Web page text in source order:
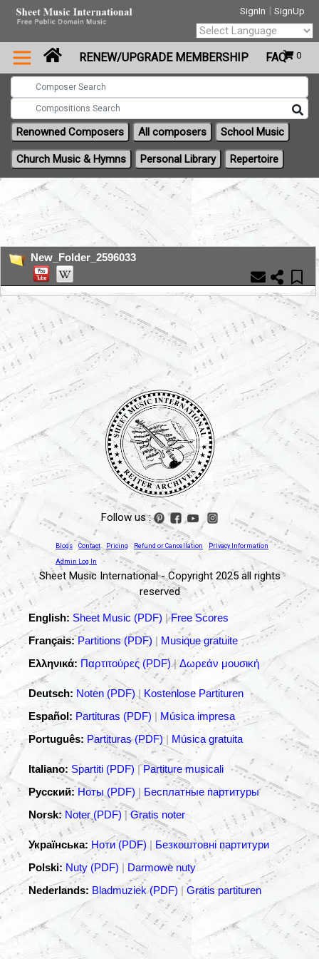
SignIn | SignUp
0
Powered by
Translate
RENEW/UPGRADE MEMBERSHIP FAQ
Renowned Composers All composers School Music
Church Music & Hymns Personal Library Repertoire
New_Folder_2596033
Follow us :
Blogs Contact Pricing Refund or Cancellation Privacy Information
Admin Log In
Sheet Music International - Copyright 2025 all rights
reserved
English: Sheet Music (PDF) |Free Scores
Français: Partitions (PDF)| Musique gratuite
Ελληνικά: Παρτιτούρες (PDF)|Δωρεάν μουσική
Deutsch: Noten (PDF)| Kostenlose Partituren
Español: Partituras (PDF) | Música impresa
Português: Partituras (PDF)| Música gratuita
Italiano: Spartiti (PDF) |Partiture musicali
Русский: Ноты (PDF) | Бесплатные партитуры
Norsk: Noter (PDF) |Gratis noter
Українська: Ноти (PDF) | Безкоштовні партитури
Polski: Nuty (PDF) | Darmowe nuty
Nederlands: Bladmuziek (PDF)|Gratis partituren